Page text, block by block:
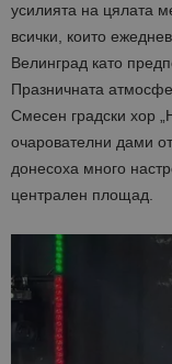
усилията на цялата
всички, които
Велинград като
Празничната
Смесен градски хор
очарователни дами
донесоха много
централен площад.